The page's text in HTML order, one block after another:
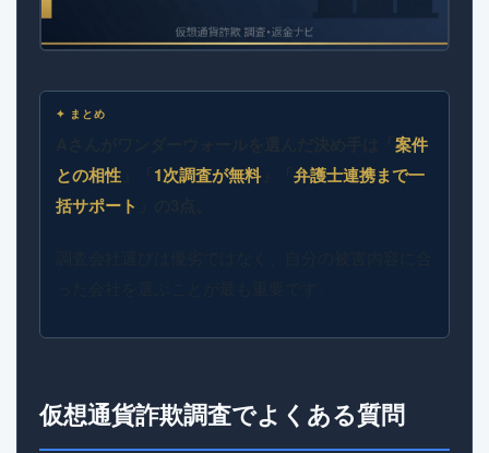
✦ まとめ
案件
との相性
1次調査が無料
弁護士連携まで一
括サポート
仮想通貨詐欺調査でよくある質問